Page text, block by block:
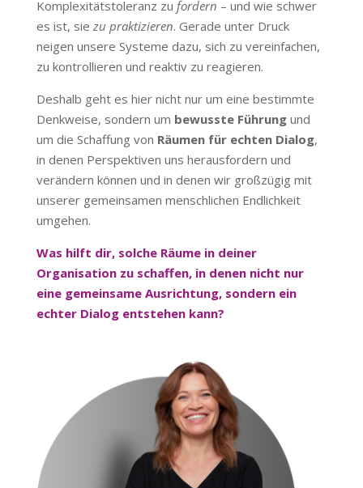
Komplexitätstoleranz zu fordern – und wie schwer
es ist, sie zu praktizieren. Gerade unter Druck
neigen unsere Systeme dazu, sich zu vereinfachen,
zu kontrollieren und reaktiv zu reagieren.
Deshalb geht es hier nicht nur um eine bestimmte
Denkweise, sondern um bewusste Führungund
um die Schaffung von Räumen für echten Dialog,
in denen Perspektiven uns herausfordern und
verändern können und in denen wir großzügig mit
unserer gemeinsamen menschlichen Endlichkeit
umgehen.
Was hilft dir, solche Räume in deiner
Organisation zu schaffen, in denen nicht nur
eine gemeinsame Ausrichtung, sondern ein
echter Dialog entstehen kann?